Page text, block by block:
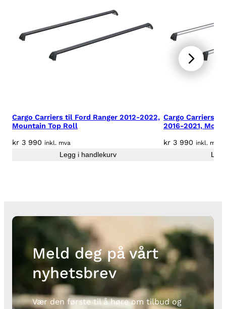
Cargo Carriers til Ford Ranger 2012-2022,
Mountain Top Roll
kr 3 990 inkl. mva
Legg i handlekurv
Cargo Carriers
2016-2021,
kr 3 990 inkl. mva
Meld deg på vårt
nyhetsbrev
Vær den første til å høre om tilbud og